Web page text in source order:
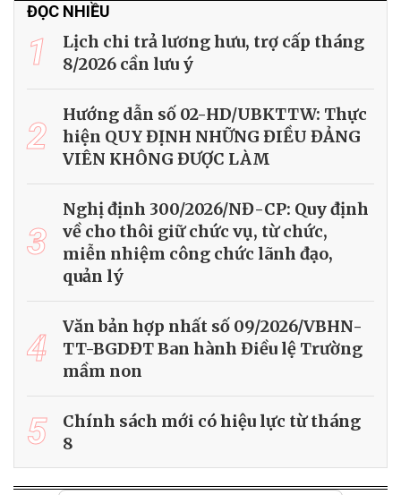
ĐỌC NHIỀU
1
Lịch chi trả lương hưu, trợ cấp tháng
8/2026 cần lưu ý
2
Hướng dẫn số 02-HD/UBKTTW: Thực
hiện QUY ĐỊNH NHỮNG ĐIỀU ĐẢNG
VIÊN KHÔNG ĐƯỢC LÀM
3
Nghị định 300/2026/NĐ-CP: Quy định
về cho thôi giữ chức vụ, từ chức,
miễn nhiệm công chức lãnh đạo,
quản lý
4
Văn bản hợp nhất số 09/2026/VBHN-
TT-BGDĐT Ban hành Điều lệ Trường
mầm non
5
Chính sách mới có hiệu lực từ tháng
8